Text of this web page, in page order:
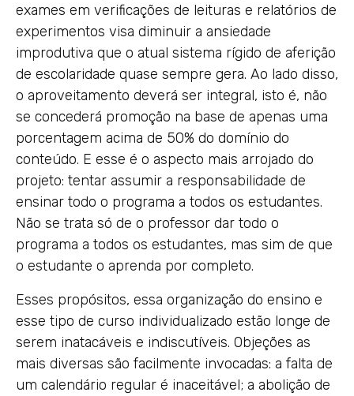
exames em verificações de leituras e relatórios de
experimentos visa diminuir a ansiedade
improdutiva que o atual sistema rígido de aferição
de escolaridade quase sempre gera. Ao lado disso,
o aproveitamento deverá ser integral, isto é, não
se concederá promoção na base de apenas uma
porcentagem acima de 50% do domínio do
conteúdo. E esse é o aspecto mais arrojado do
projeto: tentar assumir a responsabilidade de
ensinar todo o programa a todos os estudantes.
Não se trata só de o professor dar todo o
programa a todos os estudantes, mas sim de que
o estudante o aprenda por completo.
Esses propósitos, essa organização do ensino e
esse tipo de curso individualizado estão longe de
serem inatacáveis e indiscutíveis. Objeções as
mais diversas são facilmente invocadas: a falta de
um calendário regular é inaceitável; a abolição de